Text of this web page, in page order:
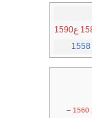
ع1590
1558
–